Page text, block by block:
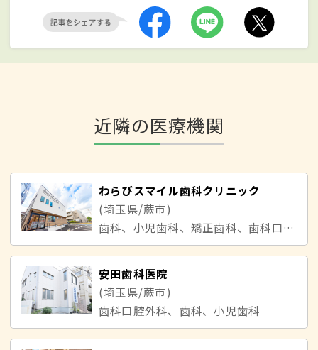
近隣の医療機関
わらびスマイル歯科クリニック
(埼玉県/蕨市)
歯科、小児歯科、矯正歯科、歯科口腔外科
安田歯科医院
(埼玉県/蕨市)
歯科口腔外科、歯科、小児歯科